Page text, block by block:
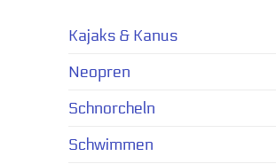
Kajaks & Kanus
Neopren
Schnorcheln
Schwimmen